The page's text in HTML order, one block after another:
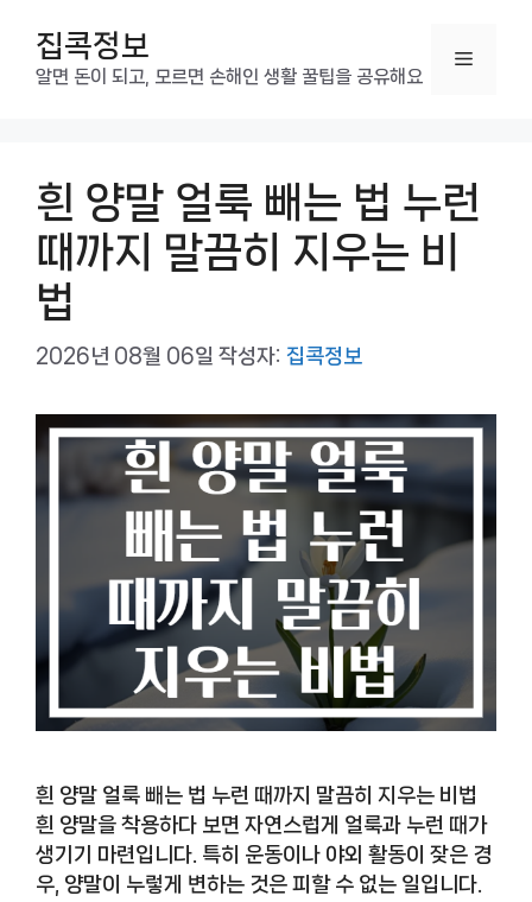
집콕정보
알면 돈이 되고, 모르면 손해인 생활 꿀팁을 공유해요
메
흰 양말 얼룩 빼는 법 누런
때까지 말끔히 지우는 비
법
2026년 08월 06일 작성자: 집콕정보
흰 양말 얼룩 빼는 법 누런 때까지 말끔히 지우는 비법
흰 양말을 착용하다 보면 자연스럽게 얼룩과 누런 때가
생기기 마련입니다. 특히 운동이나 야외 활동이 잦은 경
우, 양말이 누렇게 변하는 것은 피할 수 없는 일입니다.